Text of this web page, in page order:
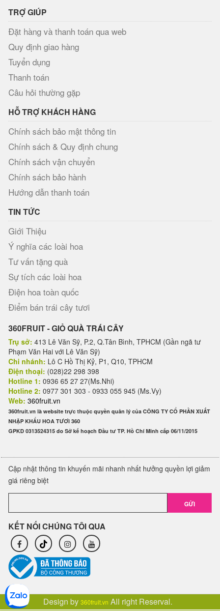
TRỢ GIÚP
Đặt hàng và thanh toán qua web
Quy định giao hàng
Tuyển dụng
Thanh toán
Câu hỏi thường gặp
HỖ TRỢ KHÁCH HÀNG
Chính sách bảo mật thông tin
Chính sách & Quy định chung
Chính sách vận chuyển
Chính sách bảo hành
Hướng dẫn thanh toán
TIN TỨC
Giới Thiệu
Ý nghĩa các loài hoa
Tư vấn tặng quà
Sự tích các loài hoa
Điện hoa toàn quốc
Điểm bán trái cây tươi
360FRUIT - GIỎ QUÀ TRÁI CÂY
Trụ sở: 413 Lê Văn Sỹ, P.2, Q.Tân Bình, TPHCM (Gần ngã tư
Phạm Văn Hai với Lê Văn Sỹ)
Chi nhánh: Lô C Hồ Thị Kỷ, P1, Q10, TPHCM
Điện thoại: (028)22 298 398
Hotline 1: 0936 65 27 27(Ms.Nhi)
Hotline 2: 0977 301 303 - 0933 055 945 (Ms.Vy)
Web: 360fruit.vn
360fruit.vn là website trực thuộc quyền quản lý của CÔNG TY CỔ PHẦN XUẤT
NHẬP KHẨU HOA TƯƠI 360
GPKD 0313524315 do Sở kế hoạch Đầu tư TP. Hồ Chí Minh cấp 06/11/2015
Cập nhật thông tin khuyến mãi nhanh nhất hưởng quyền lợi giảm
giá riêng biệt
GỬI
KẾT NỐI CHÚNG TÔI QUA
Design by 360fruit.vn All right Reserval.